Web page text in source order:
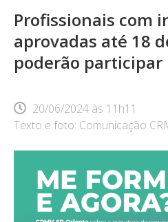
Profissionais com
aprovadas até 18
poderão participar
20/06/2024 às 11h11
Texto e foto: Comunicação